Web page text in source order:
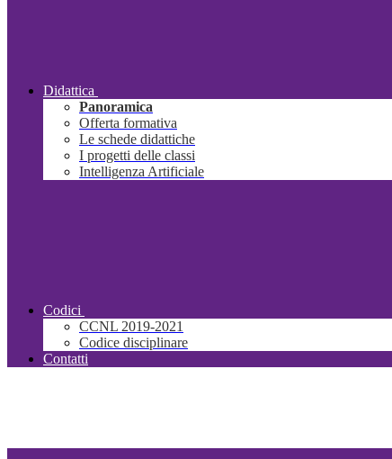
Didattica
Panoramica
Offerta formativa
Le schede didattiche
I progetti delle classi
Intelligenza Artificiale
Codici
CCNL 2019-2021
Codice disciplinare
Contatti